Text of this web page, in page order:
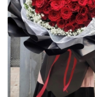
Mua ngay